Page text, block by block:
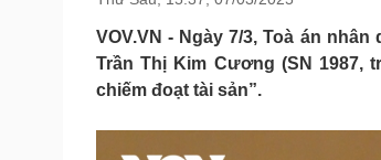
Biển
Pháp luật
Vụ án
Quân
VOV.VN - Ngày 7/3, Toà án
Trần Thị Kim Cương (SN 1987,
chiếm đoạt tài sản”.